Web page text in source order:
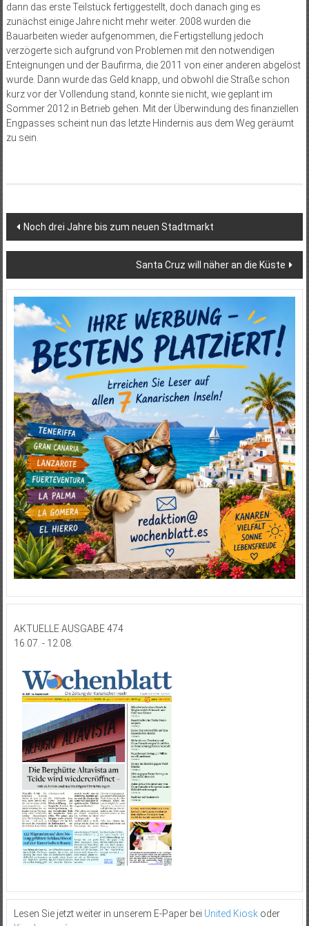
dann das erste Teilstück fertiggestellt, doch danach ging es
zunächst einige Jahre nicht mehr weiter. 2008 wurden die
Bauarbeiten wieder aufgenommen, die Fertigstellung jedoch
verzögerte sich aufgrund von Problemen mit den notwendigen
Enteignungen und der Baufirma, die 2011 von einer anderen abgelöst
wurde. Dann wurde das Geld knapp, und obwohl die Straße schon
kurz vor der Vollendung stand, konnte sie nicht, wie geplant im
Sommer 2012 in Betrieb gehen. Mit der Überwindung des finanziellen
Engpasses scheint nun das letzte Hindernis aus dem Weg geräumt
zu sein.
Beitragsnavigation
Noch drei Jahre bis zum neuen Stadtmarkt
Santa Cruz will näher an die Küste
AKTUELLE AUSGABE 474
16.07. - 12.08.
Lesen Sie jetzt weiter in unserem E-Paper bei United Kioskoder